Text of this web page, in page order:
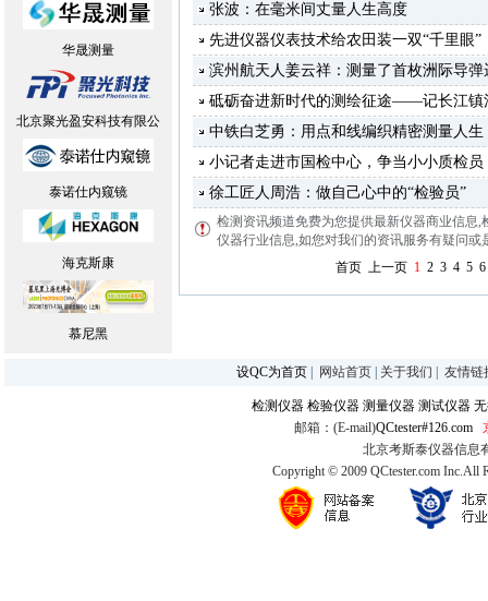
华晟测量
北京聚光盈安科技有限公
泰诺仕内窥镜
海克斯康
慕尼黑
张波：在毫米间丈量人生高度
先进仪器仪表技术给农田装一双“千里眼”
滨州航天人姜云祥：测量了首枚洲际导弹
砥砺奋进新时代的测绘征途——记长江镇
中铁白芝勇：用点和线编织精密测量人生
小记者走进市国检中心，争当小小质检员
徐工匠人周浩：做自己心中的“检验员”
检测资讯频道免费为您提供最新仪器商业信息,
仪器行业信息,如您对我们的资讯服务有疑问或
首页 上一页1 2 3 4 5 6
设QC为首页 网站首页 关于我们 友情链
检测仪器 检验仪器 测量仪器 测试仪器
邮箱：(E-mail)QCtester#126.com
北京考斯泰仪器信息
Copyright © 2009 QCtester.com Inc.All